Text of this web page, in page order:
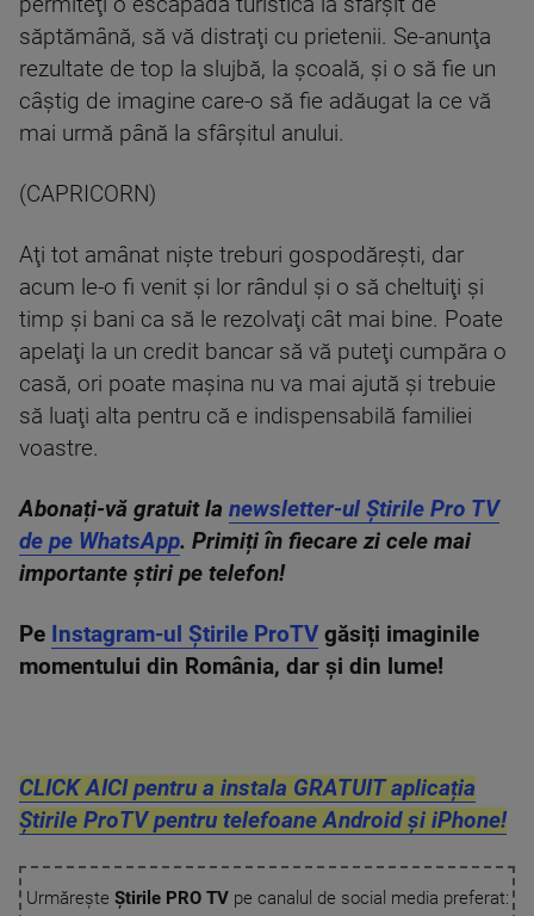
săptămână, să vă distraţi cu prietenii. Se-anunţa
rezultate de top la slujbă, la şcoală, şi o să fie un
câştig de imagine care-o să fie adăugat la ce vă
mai urmă până la sfârşitul anului.
(CAPRICORN)
Aţi tot amânat nişte treburi gospodăreşti, dar
acum le-o fi venit şi lor rândul şi o să cheltuiţi şi
timp şi bani ca să le rezolvaţi cât mai bine. Poate
apelaţi la un credit bancar să vă puteţi cumpăra o
casă, ori poate maşina nu va mai ajută şi trebuie
să luaţi alta pentru că e indispensabilă familiei
voastre.
Abonați-vă gratuit la newsletter-ul Știrile Pro TV
de pe WhatsApp. Primiți în fiecare zi cele mai
importante știri pe telefon!
Pe Instagram-ul Știrile ProTV găsiți imaginile
momentului din România, dar și din lume!
CLICK AICI pentru a instala GRATUIT aplicația
Știrile ProTV pentru telefoane Android și iPhone!
Urmărește Știrile PRO TVpe canalul de social media preferat: